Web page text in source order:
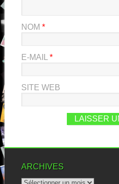
NOM *
E-MAIL *
SITE WEB
ARCHIVES